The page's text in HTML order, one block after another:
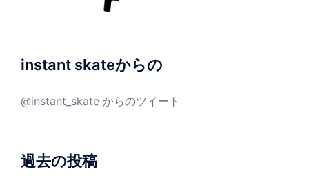
instant skateからの
@instant_skate からのツイート
過去の投稿